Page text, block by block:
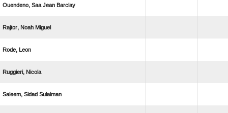
   
  
 
 
  